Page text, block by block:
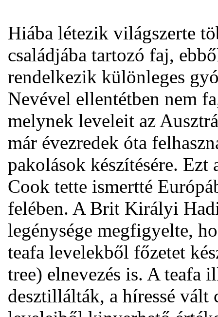
Hiába létezik világszerte
családjába tartozó faj,
rendelkezik különleges
Nevével ellentétben nem
melynek leveleit az
már évezredek óta
pakolások készítésére.
Cook tette ismertté
felében. A Brit Királyi
legénysége megfigyelte,
teafa levelekből főzetet
tree) elnevezés is. A teafa
desztillálták, a híressé vált